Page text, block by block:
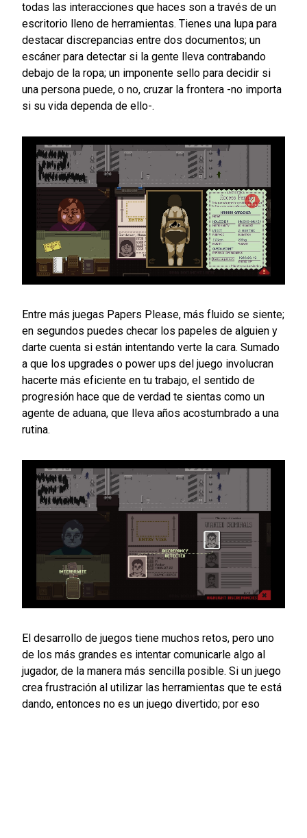
todas las interacciones que haces son a través de un
escritorio lleno de herramientas. Tienes una lupa para
destacar discrepancias entre dos documentos; un
escáner para detectar si la gente lleva contrabando
debajo de la ropa; un imponente sello para decidir si
una persona puede, o no, cruzar la frontera -no importa
si su vida dependa de ello-.
Entre más juegas Papers Please, más fluido se siente;
en segundos puedes checar los papeles de alguien y
darte cuenta si están intentando verte la cara. Sumado
a que los upgrades o power ups del juego involucran
hacerte más eficiente en tu trabajo, el sentido de
progresión hace que de verdad te sientas como un
agente de aduana, que lleva años acostumbrado a una
rutina.
El desarrollo de juegos tiene muchos retos, pero uno
de los más grandes es intentar comunicarle algo al
jugador, de la manera más sencilla posible. Si un juego
crea frustración al utilizar las herramientas que te está
dando, entonces no es un juego divertido; por eso